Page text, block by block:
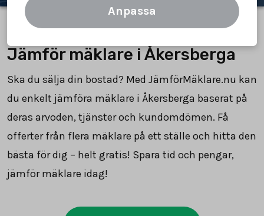
Jämför mäklare i Åkersberga
Ska du sälja din bostad? Med JämförMäklare.nu kan
du enkelt jämföra mäklare i Åkersberga baserat på
deras arvoden, tjänster och kundomdömen. Få
offerter från flera mäklare på ett ställe och hitta den
bästa för dig – helt gratis! Spara tid och pengar,
jämför mäklare idag!
Anpassa